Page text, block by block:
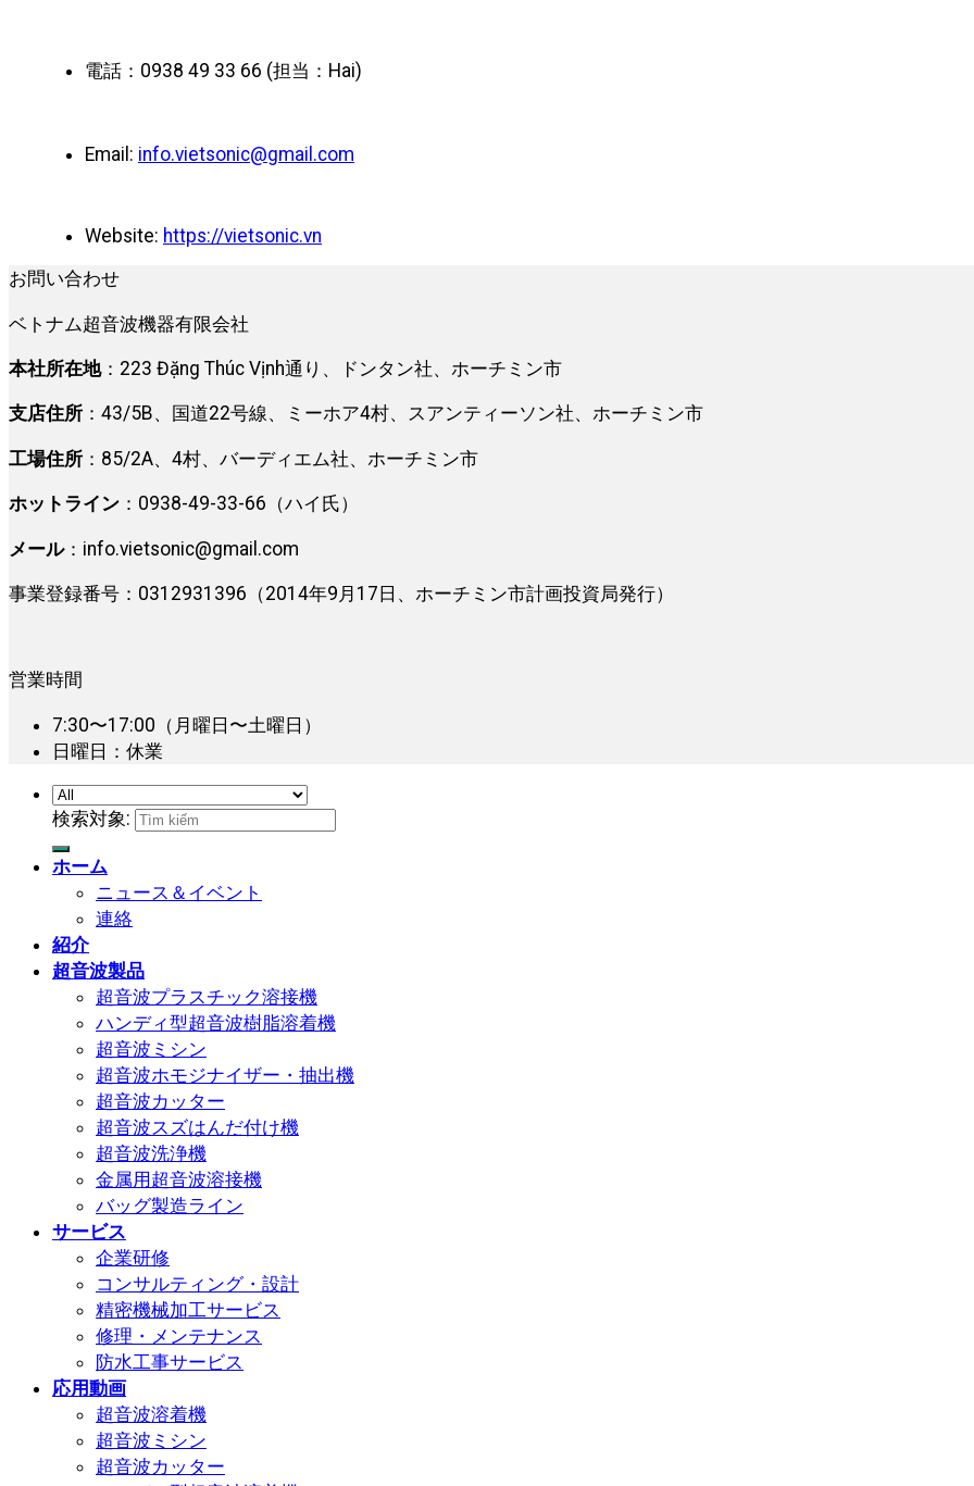
電話：0938 49 33 66 (担当：Hai)
Email: info.vietsonic@gmail.com
Website: https://vietsonic.vn
お問い合わせ
ベトナム超音波機器有限会社
本社所在地：223 Đặng Thúc Vịnh通り、ドンタン社、ホーチミン市
支店住所 ：43/5B、国道22号線、ミーホア4村、スアンティーソン社、ホーチミン市
工場住所 ：85/2A、4村、バーディエム社、ホーチミン市
ホットライン ：0938-49-33-66（ハイ氏）
メール： info.vietsonic@gmail.com
事業登録番号：0312931396（2014年9月17日、ホーチミン市計画投資局発行）
営業時間
7:30〜17:00（月曜日〜土曜日）
日曜日：休業
検索対象:
ホーム
ニュース＆イベント
連絡
紹介
超音波製品
超音波プラスチック溶接機
ハンディ型超音波樹脂溶着機
超音波ミシン
超音波ホモジナイザー・抽出機
超音波カッター
超音波スズはんだ付け機
超音波洗浄機
金属用超音波溶接機
バッグ製造ライン
サービス
企業研修
コンサルティング・設計
精密機械加工サービス
修理・メンテナンス
防水工事サービス
応用動画
超音波溶着機
超音波ミシン
超音波カッター